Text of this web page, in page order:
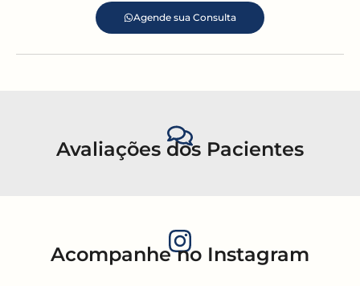
Agende sua Consulta
Avaliações dos Pacientes
Acompanhe no Instagram